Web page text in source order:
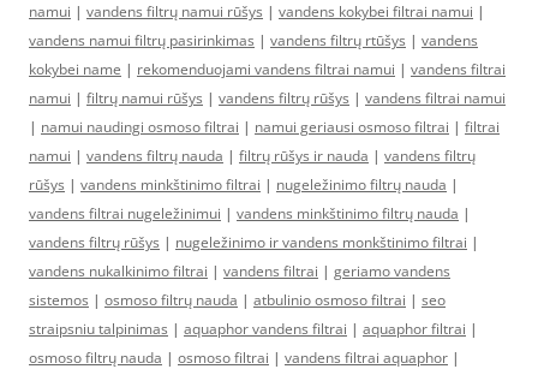
namui | vandens filtrų namui rūšys | vandens kokybei filtrai namui |
vandens namui filtrų pasirinkimas | vandens filtrų rtūšys | vandens
kokybei name | rekomenduojami vandens filtrai namui | vandens filtrai
namui | filtrų namui rūšys | vandens filtrų rūšys | vandens filtrai namui
| namui naudingi osmoso filtrai | namui geriausi osmoso filtrai | filtrai
namui | vandens filtrų nauda | filtrų rūšys ir nauda | vandens filtrų
rūšys | vandens minkštinimo filtrai | nugeležinimo filtrų nauda |
vandens filtrai nugeležinimui | vandens minkštinimo filtrų nauda |
vandens filtrų rūšys | nugeležinimo ir vandens monkštinimo filtrai |
vandens nukalkinimo filtrai | vandens filtrai | geriamo vandens
sistemos | osmoso filtrų nauda | atbulinio osmoso filtrai | seo
straipsniu talpinimas | aquaphor vandens filtrai | aquaphor filtrai |
osmoso filtrų nauda | osmoso filtrai | vandens filtrai aquaphor |